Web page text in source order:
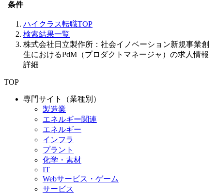
条件
ハイクラス転職TOP
検索結果一覧
株式会社日立製作所：社会イノベーション新規事業創
生におけるPdM（プロダクトマネージャ）の求人情報
詳細
TOP
専門サイト（業種別）
製造業
エネルギー関連
エネルギー
インフラ
プラント
化学・素材
IT
Webサービス・ゲーム
サービス